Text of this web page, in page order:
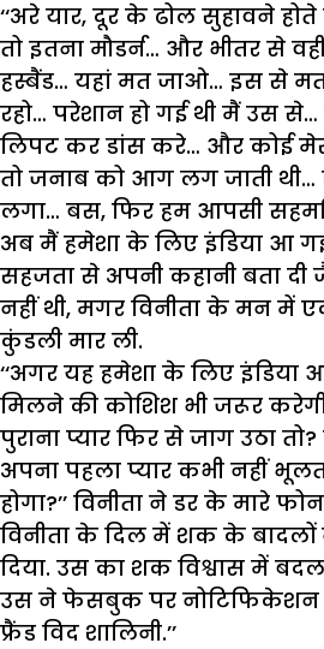
‘‘अरे यार, दूर के ढोल सुहावने
तो इतना मौडर्न… और भीतर से
हस्बैंड… यहां मत जाओ… इस से
रहो… परेशान हो गई थी मैं उस
लिपट कर डांस करे… और कोई
तो जनाब को आग लग जाती थी…
लगा… बस, फिर हम आपसी
अब मैं हमेशा के लिए इंडिया आ गई
सहजता से अपनी कहानी बता
नहीं थी, मगर विनीता के मन में
कुंडली मार ली.
‘‘अगर यह हमेशा के लिए इंडिया
मिलने की कोशिश भी जरूर
पुराना प्यार फिर से जाग उठा
अपना पहला प्यार कभी नहीं
होगा?’’ विनीता ने डर के मारे
विनीता के दिल में शक के
दिया. उस का शक विश्वास में
उस ने फेसबुक पर नोटिफिकेशन
फ्रैंड विद शालिनी.’’